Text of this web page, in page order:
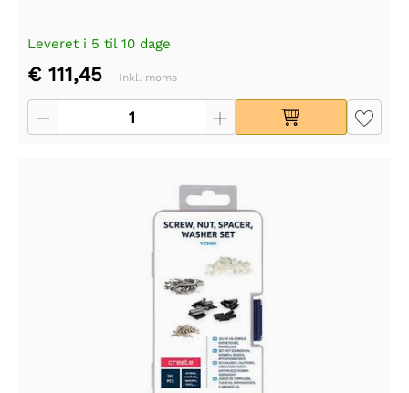
Leveret i 5 til 10 dage
€ 111,45 Inkl. moms